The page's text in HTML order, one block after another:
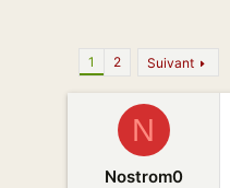
1 2 Suivant
N
Nostrom0